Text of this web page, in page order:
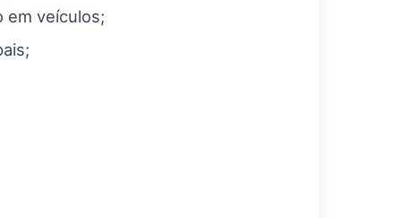
em veículos;